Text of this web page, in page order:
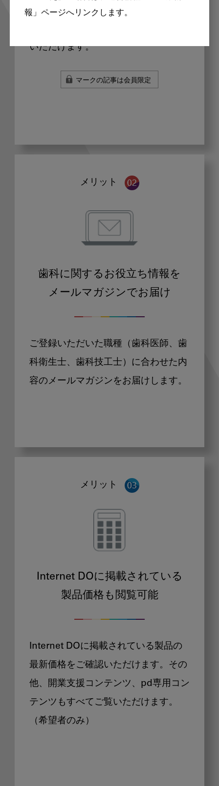
報」ページへリンクします。
インが必要になっています。会員登録
いただけます。
マークの記事は会員限定
メリット
歯科に関するお役立ち情報を
メールマガジンでお届け
ご登録いただいた職種（歯科医師、歯
科衛生士、歯科技工士）に合わせた内
容のメールマガジンをお届けします。
メリット
Internet DOに掲載されている
製品価格も閲覧可能
Internet DOに掲載されている製品の
最新価格をご確認いただけます。その
他、開業支援コンテンツ、pd専用コン
テンツもすべてご覧いただけます。
（希望者のみ）